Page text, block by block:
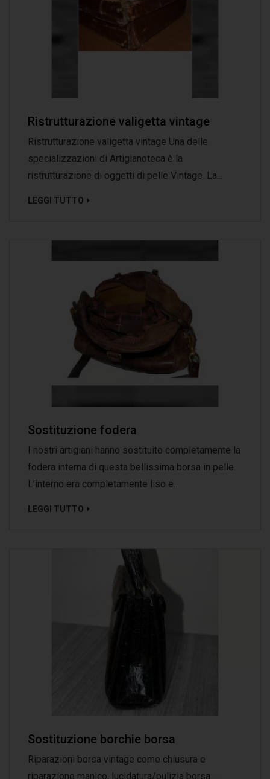
Ristrutturazione valigetta vintage
Ristrutturazione valigetta vintage Una delle
specializzazioni di Artigianoteca è la
ristrutturazione di oggetti di pelle Vintage. La...
LEGGI TUTTO
Sostituzione fodera
I nostri artigiani hanno sostituito completamente la
fodera interna di questa bellissima borsa in pelle.
L’interno era completamente liso e...
LEGGI TUTTO
Sostituzione borchie borsa
Riparazioni borsa vintage come chiusura e
riparazione manico, lucidatura/pulizia borsa ...